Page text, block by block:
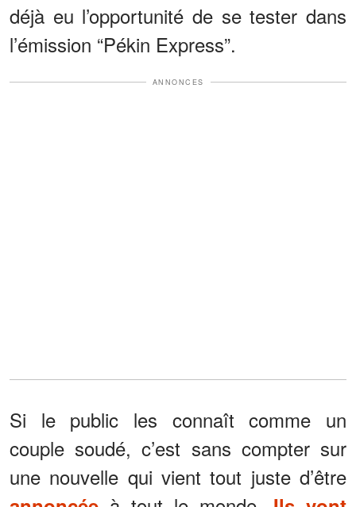
déjà eu l’opportunité de se tester dans
l’émission “Pékin Express”.
ANNONCES
Si le public les connaît comme un
couple soudé, c’est sans compter sur
une nouvelle qui vient tout juste d’être